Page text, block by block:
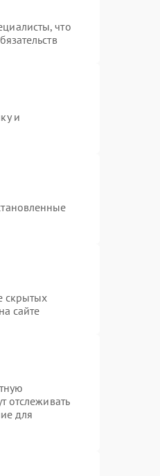
что
и
скрытых
сайте
отслеживать
для